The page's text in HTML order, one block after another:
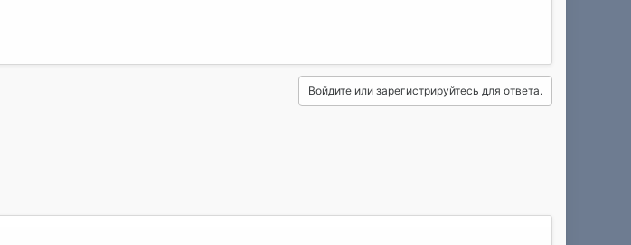
Войдите или зарегистрируйтесь для ответа.